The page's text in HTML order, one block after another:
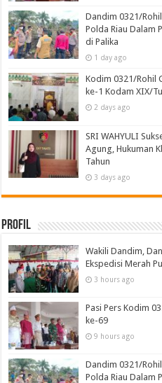
Dandim 0321/
Polda Riau Dalam
di Palika
1 day ago
Kodim 0321/Rohil
ke-1 Kodam XIX/
2 days ago
SRI WAHYULI
Agung, Hukuman
Tahun
3 days ago
Profil
Wakili Dandim,
Ekspedisi Merah
3 hours ago
Pasi Pers Kodim
ke-69
9 hours ago
Dandim 0321/
Polda Riau Dalam